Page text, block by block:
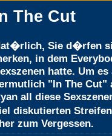
The Cut
Sie d�rfen
in dem
hatte. Um
"In The Cut"
all diese
diskutierten
zum Vergessen.